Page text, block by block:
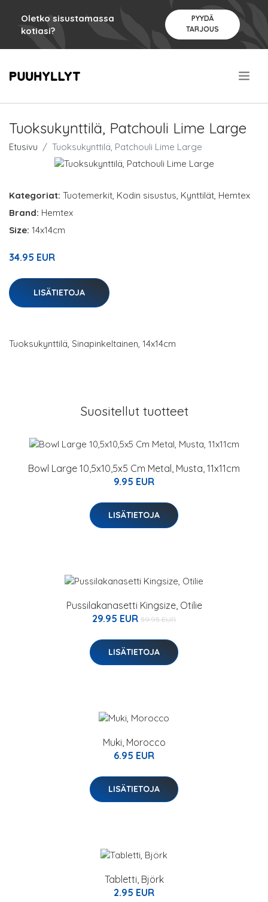
Oletko sisustamassa
kotiasi?
PYYDÄ
TARJOUS
Tuoksukynttilä, Patchouli Lime Large
Etusivu Tuoksukynttilä, Patchouli Lime Large
Kategoriat: Tuotemerkit Kodin sisustus Kynttilät Hemtex
Brand: Hemtex
Size: 14x14cm
34.95 EUR
LISÄTIETOJA
Tuoksukynttilä, Sinapinkeltainen, 14x14cm
Suositellut tuotteet
Bowl Large 10,5x10,5x5 Cm Metal, Musta, 11x11cm
9.95 EUR
LISÄTIETOJA
Pussilakanasetti Kingsize, Otilie
29.95 EUR 59.95 EUR
LISÄTIETOJA
Muki, Morocco
6.95 EUR
LISÄTIETOJA
Tabletti, Björk
2.95 EUR